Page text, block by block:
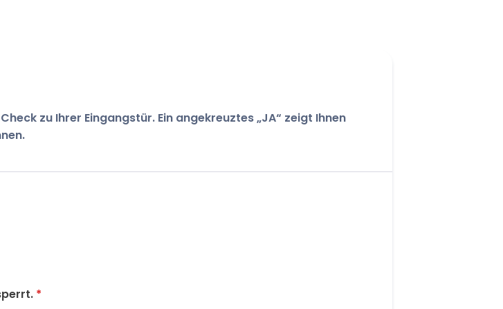
zu Ihrer Eingangstür. Ein angekreuztes „JA“ zeigt Ihnen
*